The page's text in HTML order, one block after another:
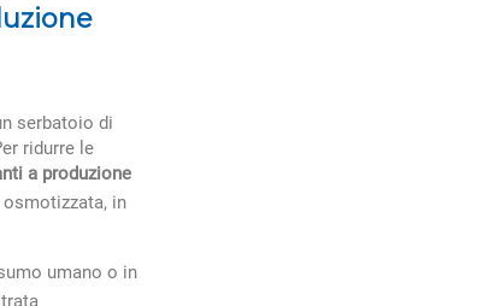
serbatoio di
ridurre le
a produzione
in
umano o in